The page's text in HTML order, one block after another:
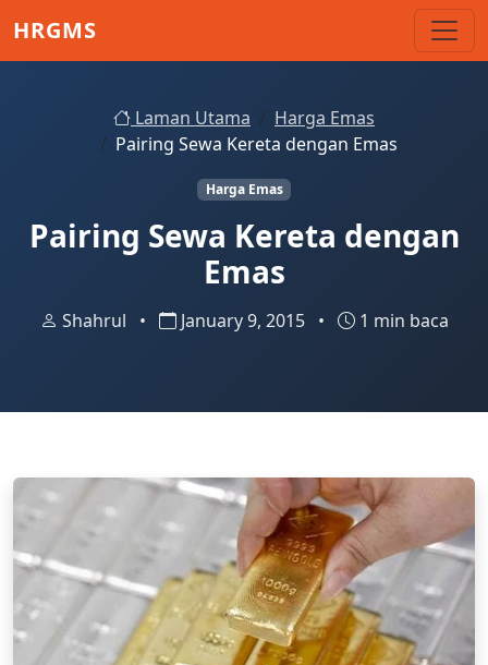
HRGMS
Laman Utama
Harga Emas
Pairing Sewa Kereta dengan Emas
Harga Emas
Pairing Sewa Kereta dengan
Emas
Shahrul • January 9, 2015 • 1 min baca